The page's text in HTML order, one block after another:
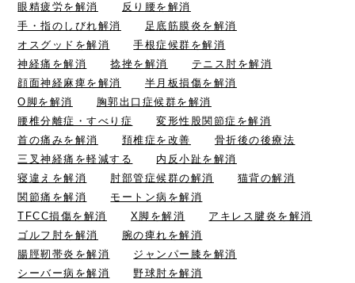
眼精疲労を解消
反り腰を解消
手・指のしびれ解消
足底筋膜炎を解消
オスグッドを解消
手根症候群を解消
神経痛を解消
捻挫を解消
テニス肘を解消
顔面神経麻痺を解消
半月板損傷を解消
O脚を解消
胸郭出口症候群を解消
腰椎分離症・すべり症
変形性股関節症を解消
首の痛みを解消
頚椎症を改善
骨折後の後療法
三叉神経痛を軽減する
内反小趾を解消
寝違えを解消
肘部管症候群の解消
猫背の解消
関節痛を解消
モートン病を解消
TFCC損傷を解消
X脚を解消
アキレス腱炎を解消
ゴルフ肘を解消
腕の痺れを解消
腸脛靭帯炎を解消
ジャンパー膝を解消
シーバー病を解消
野球肘を解消